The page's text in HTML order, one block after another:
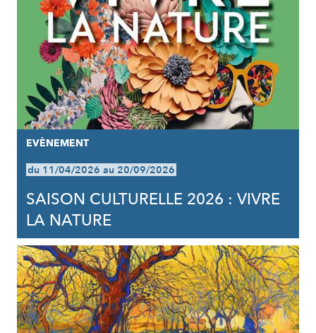
EVÈNEMENT
du 11/04/2026 au 20/09/2026
SAISON CULTURELLE 2026 : VIVRE
LA NATURE